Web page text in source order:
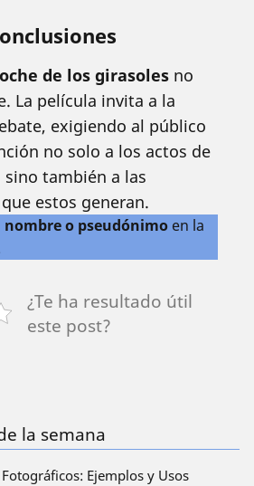
de los girasoles no
La película invita a la
exigiendo al público
no solo a los actos de
sino también a las
estos generan.
o pseudónimo en la
¿Te ha resultado útil
este post?
la semana
Ejemplos y Usos